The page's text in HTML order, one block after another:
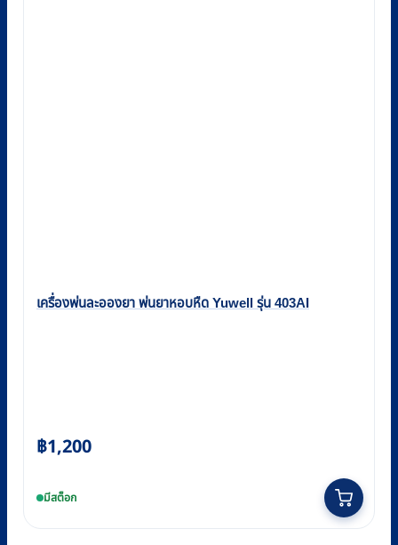
เครื่องพ่นละอองยา พ่นยาหอบหืด Yuwell รุ่น 403AI
฿1,200
มีสต็อก